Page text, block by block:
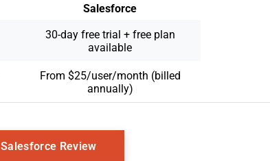
Salesforce
30-day free trial + free plan
available
From $25/user/month (billed
annually)
Salesforce ReviewOpens New Window